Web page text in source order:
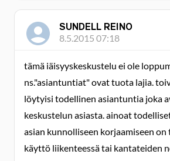
SUNDELL REINO
8.5.2015 07:18
tämä iäisyyskeskustelu ei ole
ns."asiantuntiat" ovat tuota lajia.
löytyisi todellinen asiantuntia joka
keskustelun asiasta. ainoat
asian kunnolliseen korjaamiseen on
käyttö liikenteessä tai kantateiden